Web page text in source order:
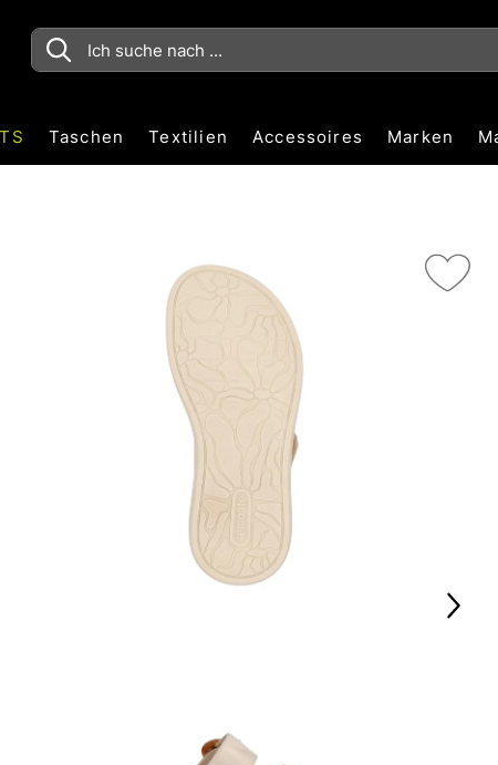
Taschen Textilien Accessoires Marken